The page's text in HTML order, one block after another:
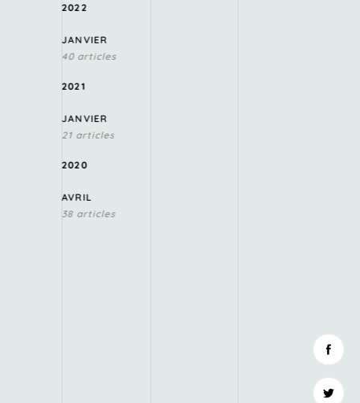
2022
JANVIER
40 articles
2021
JANVIER
21 articles
2020
AVRIL
38 articles